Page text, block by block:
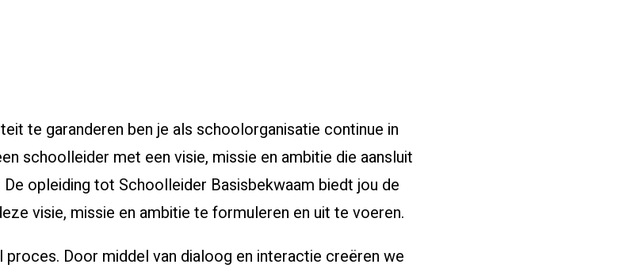
Inloggen voor studenten
te garanderen ben je als schoolorganisatie continue in
schoolleider met een visie, missie en ambitie die aansluit
opleiding tot Schoolleider Basisbekwaam biedt jou de
visie, missie en ambitie te formuleren en uit te voeren.
proces. Door middel van dialoog en interactie creëren we